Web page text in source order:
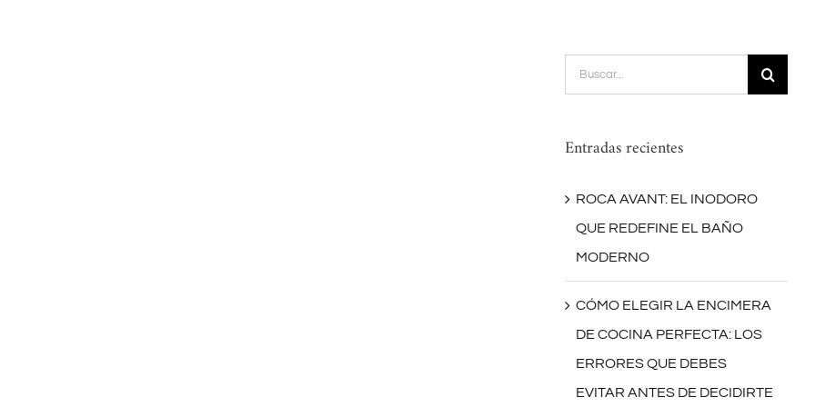
Buscar:
Entradas recientes
ROCA AVANT: EL INODORO
QUE REDEFINE EL BAÑO
MODERNO
CÓMO ELEGIR LA ENCIMERA
DE COCINA PERFECTA: LOS
ERRORES QUE DEBES
EVITAR ANTES DE DECIDIRTE